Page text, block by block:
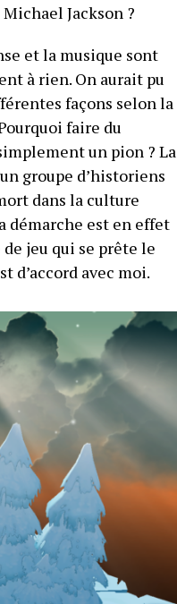
Jackson ?
et la musique sont
à rien. On aurait pu
façons selon la
faire du
un pion ? La
groupe d’historiens
dans la culture
démarche est en effet
jeu qui se prête le
d’accord avec moi.